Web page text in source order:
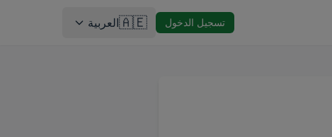
تسجيل الدخول 🇦🇪العربية